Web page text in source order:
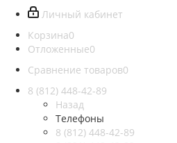
Личный кабинет
Корзина0
Отложенные0
Сравнение товаров0
8 (812) 448-42-89
Назад
Телефоны
8 (812) 448-42-89